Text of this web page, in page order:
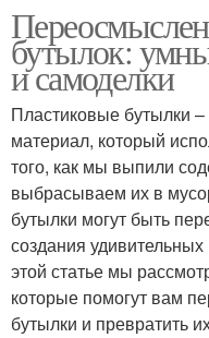
бутылок:
и самоделки
Пластиковые бутылки
материал, который
того, как мы выпили
выбрасываем их в
бутылки могут быть
создания
этой статье мы
которые помогут вам
бутылки и превратить